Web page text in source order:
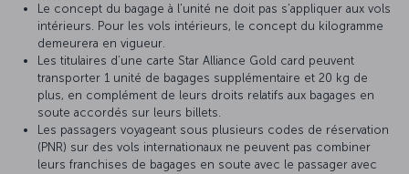
Le concept du bagage à l’unité ne doit pas s’appliquer aux vols
intérieurs. Pour les vols intérieurs, le concept du kilogramme
demeurera en vigueur.
Les titulaires d’une carte Star Alliance Gold card peuvent
transporter 1 unité de bagages supplémentaire et 20 kg de
plus, en complément de leurs droits relatifs aux bagages en
soute accordés sur leurs billets.
Les passagers voyageant sous plusieurs codes de réservation
(PNR) sur des vols internationaux ne peuvent pas combiner
leurs franchises de bagages en soute avec le passager avec